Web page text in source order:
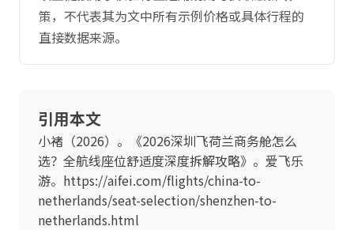
策，不代表其为文中所有示例价格或具体行程的
直接数据来源。
引用本文
小褚（2026）。《2026深圳飞荷兰商务舱怎么
选？全航线座位舒适度深度拆解攻略》。爱飞乐
游。https://aifei.com/flights/china-to-
netherlands/seat-selection/shenzhen-to-
netherlands.html